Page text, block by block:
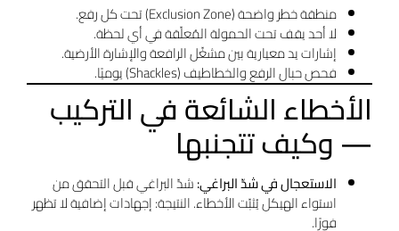
منطقة خطر واضحة (Exclusion Zone) تحت كل رفع.
لا أحد يقف تحت الحمولة المُعلّقة في أي لحظة.
إشارات يد معيارية بين مشغّل الرافعة والإشارة الأرضية.
فحص حبال الرفع والخطاطيف (Shackles) يوميًا.
الأخطاء الشائعة في التركيب
— وكيف تتجنبها
الاستعجال في شدّ البراغي:شدّ البراغي قبل التحقق من
استواء الهيكل يُثبّت الأخطاء. النتيجة: إجهادات إضافية لا تظهر
فورًا.